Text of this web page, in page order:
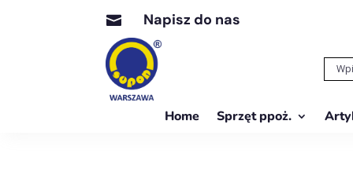
 Napisz do nas
Home Sprzęt ppoż.